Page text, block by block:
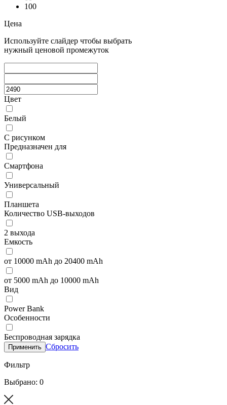
100
Цена
Используйте слайдер чтобы выбрать
нужный ценовой промежуток
Цвет
Белый
С рисунком
Предназначен для
Смартфона
Универсальный
Планшета
Количество USB-выходов
2 выхода
Емкость
от 10000 mAh до 20400 mAh
от 5000 mAh до 10000 mAh
Вид
Power Bank
Особенности
Беспроводная зарядка
Применить Сбросить
Фильтр
Выбрано: 0